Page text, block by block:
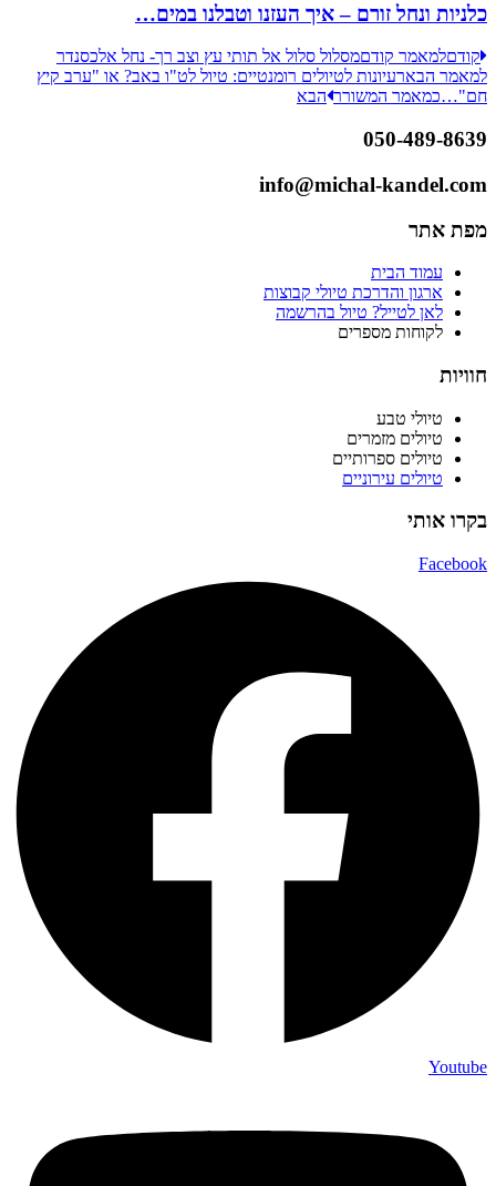
כלניות ונחל זורם – איך העזנו וטבלנו במים…
קודםלמאמר קודםמסלול סלול אל תותי עץ וצב רך- נחל אלכסנדר
למאמר הבארעיונות לטיולים רומנטיים: טיול לט"ו באב? או "ערב קיץ
חם"…כמאמר המשורר הבא
050-489-8639
info@michal-kandel.com
מפת אתר
עמוד הבית
ארגון והדרכת טיולי קבוצות
לאן לטייל? טיול בהרשמה
לקוחות מספרים
חוויות
טיולי טבע
טיולים מזמרים
טיולים ספרותיים
טיולים עירוניים
בקרו אותי
Facebook
Youtube